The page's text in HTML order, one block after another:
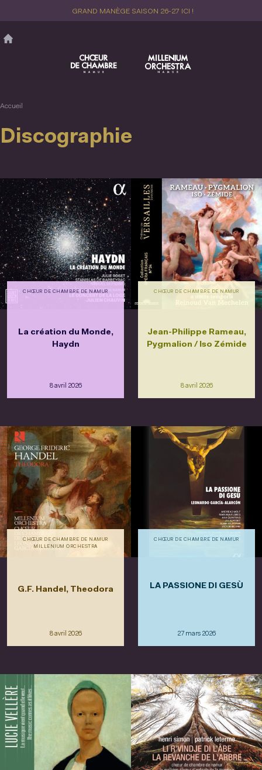
principal
GRAND MANÈGE SAISON 26-27 ICI !
Accueil
Discographie
CHŒUR DE CHAMBRE DE NAMUR
La création du Monde,
Haydn
8 avril 2026
CHŒUR DE CHAMBRE DE NAMUR
Jean-Philippe Rameau,
Pygmalion / Iso Zémide
8 avril 2026
CHŒUR DE CHAMBRE DE NAMUR
MILLENIUM ORCHESTRA
G.F. Handel, Theodora
8 avril 2026
CHŒUR DE CHAMBRE DE NAMUR
LA PASSIONE DI GESÙ
27 mars 2026